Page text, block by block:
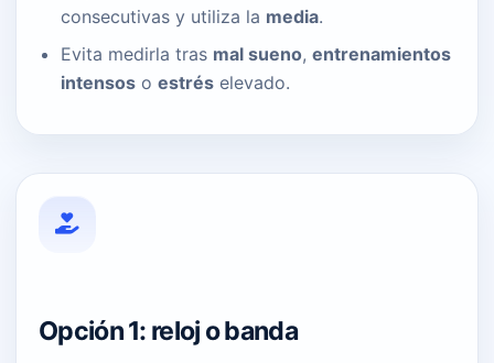
consecutivas y utiliza la media.
Evita medirla tras mal sueno, entrenamientos
intensos o estrés elevado.
Opción 1: reloj o banda